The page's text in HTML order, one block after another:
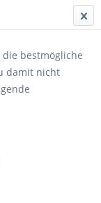
die bestmögliche
damit nicht